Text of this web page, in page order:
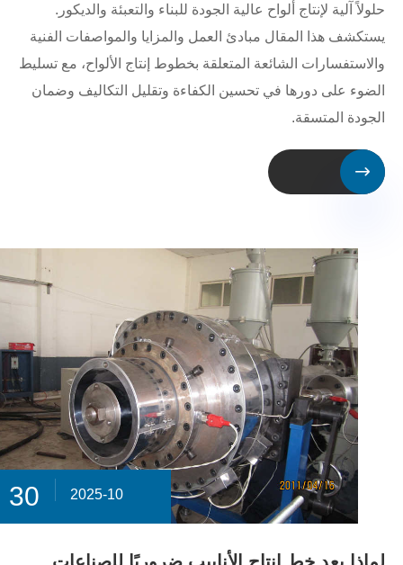
حلولاً آلية لإنتاج ألواح عالية الجودة للبناء والتعبئة والديكور.
يستكشف هذا المقال مبادئ العمل والمزايا والمواصفات الفنية
والاستفسارات الشائعة المتعلقة بخطوط إنتاج الألواح، مع تسليط
الضوء على دورها في تحسين الكفاءة وتقليل التكاليف وضمان
الجودة المتسقة.

30 2025-10
لماذا يعد خط إنتاج الأنابيب ضروريًا للصناعات